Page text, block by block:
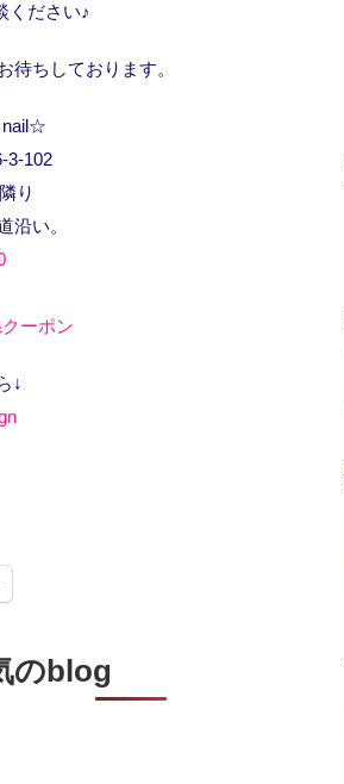
ください♪
待ちしております。
nail☆
3-102
り
沿い。
ーポン
↓
のblog